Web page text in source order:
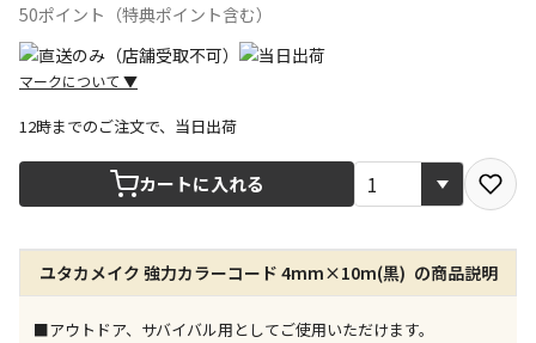
50ポイント（特典ポイント含む）
マークについて ▼
宅配や店舗受取を選択できる商品です
店舗のみで受取できる商品です（宅配便でのお届けが
できません）
※同時購入の商品は、全て同じ店舗での受取となりま
す
12時までのご注文で、当日出荷
カートに入れる
ユタカメイク 強力カラーコード 4mm×10m(黒) の商品説明
■アウトドア、サバイバル用としてご使用いただけます。